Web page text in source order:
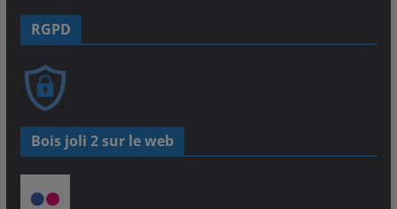
RGPD
Bois joli 2 sur le web